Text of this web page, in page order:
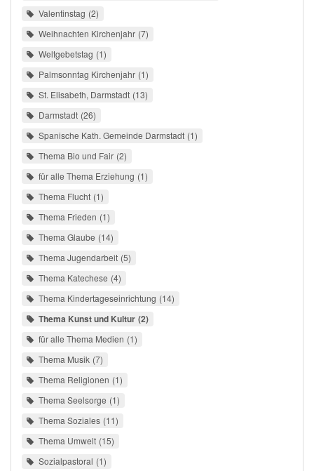
Valentinstag 2
Weihnachten Kirchenjahr 7
Weltgebetstag 1
Palmsonntag Kirchenjahr 1
St. Elisabeth, Darmstadt 13
Darmstadt 26
Spanische Kath. Gemeinde Darmstadt 1
Thema Bio und Fair 2
für alle Thema Erziehung 1
Thema Flucht 1
Thema Frieden 1
Thema Glaube 14
Thema Jugendarbeit 5
Thema Katechese 4
Thema Kindertageseinrichtung 14
Thema Kunst und Kultur 2
für alle Thema Medien 1
Thema Musik 7
Thema Religionen 1
Thema Seelsorge 1
Thema Soziales 11
Thema Umwelt 15
Sozialpastoral 1